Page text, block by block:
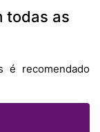
todas as
é recomendado